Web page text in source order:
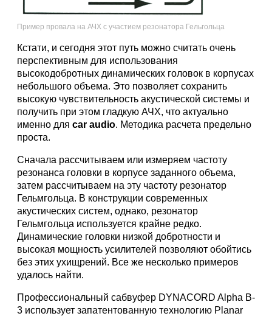
Пример провала на АЧХ с участием резонатора Гельгольца
Кстати, и сегодня этот путь можно считать очень
перспективным для использования
высокодобротных динамических головок в корпусах
небольшого объема. Это позволяет сохранить
высокую чувствительность акустической системы и
получить при этом гладкую АЧХ, что актуально
именно для car audio. Методика расчета предельно
проста.
Сначала рассчитываем или измеряем частоту
резонанса головки в корпусе заданного объема,
затем рассчитываем на эту частоту резонатор
Гельмгольца. В конструкции современных
акустических систем, однако, резонатор
Гельмгольца используется крайне редко.
Динамические головки низкой добротности и
высокая мощность усилителей позволяют обойтись
без этих ухищрений. Все же несколько примеров
удалось найти.
Профессиональный сабвуфер DYNACORD Alpha B-
3 использует запатентованную технологию Planar